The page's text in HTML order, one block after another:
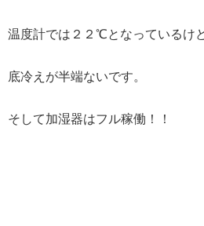
温度計では２２℃となっているけ
底冷えが半端ないです。
そして加湿器はフル稼働！！